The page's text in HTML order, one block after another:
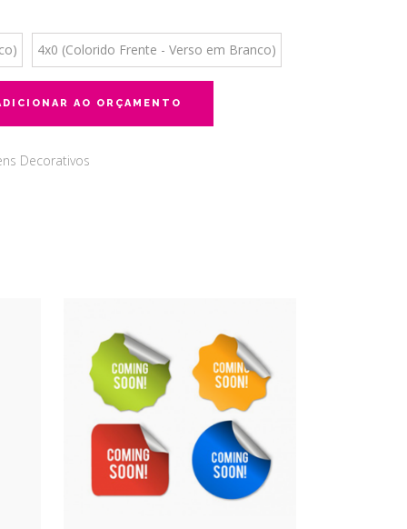
4x0 (Colorido Frente - Verso em Branco)
AO ORÇAMENTO
Decorativos